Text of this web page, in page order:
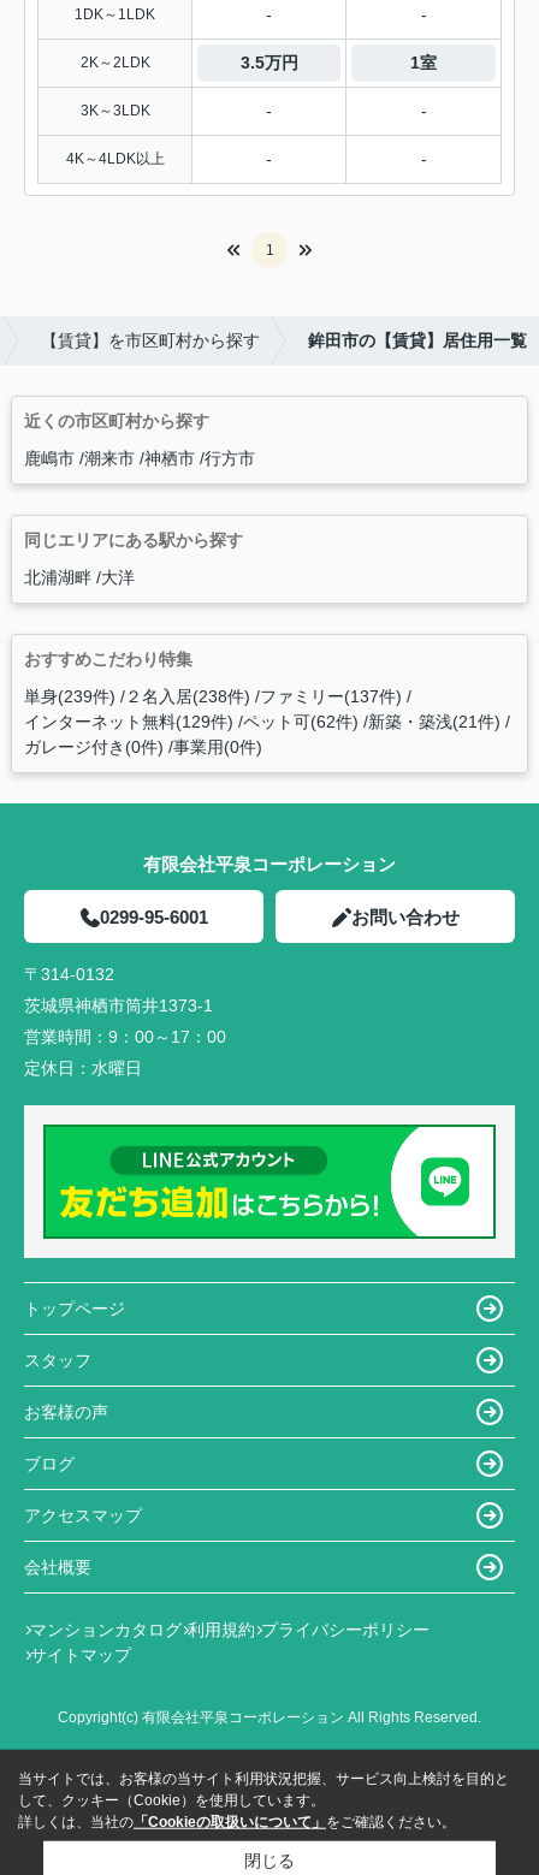
1DK～1LDK - -
2K～2LDK 3.5万円 1室
3K～3LDK - -
4K～4LDK以上 - -
1
【賃貸】を市区町村から探す 鉾田市の【賃貸】居住用一覧
近くの市区町村から探す
鹿嶋市 潮来市 神栖市 行方市
同じエリアにある駅から探す
北浦湖畔 大洋
おすすめこだわり特集
単身(239件) ２名入居(238件) ファミリー(137件)
インターネット無料(129件) ペット可(62件) 新築・築浅(21件)
ガレージ付き(0件) 事業用(0件)
有限会社平泉コーポレーション
0299-95-6001 お問い合わせ
〒314-0132
茨城県神栖市筒井1373-1
営業時間： 9：00～17：00
定休日： 水曜日
トップページ
スタッフ
お客様の声
ブログ
アクセスマップ
会社概要
マンションカタログ 利用規約 プライバシーポリシー
サイトマップ
Copyright(c) 有限会社平泉コーポレーション All Rights Reserved.
当サイトでは、お客様の当サイト利用状況把握、サービス向上検討を目的と
して、クッキー（Cookie）を使用しています。
詳しくは、当社の 「Cookieの取扱いについて」 をご確認ください。
閉じる